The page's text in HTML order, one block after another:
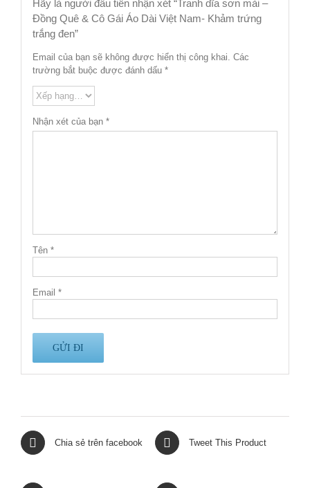
Hãy là người đầu tiên nhận xét “Tranh dĩa sơn mài –
Đồng Quê & Cô Gái Áo Dài Việt Nam- Khảm trứng
trắng đen”
Email của bạn sẽ không được hiển thị công khai. Các
trường bắt buộc được đánh dấu *
Nhận xét của bạn *
Tên *
Email *
Chia sẻ trên facebook Tweet This Product